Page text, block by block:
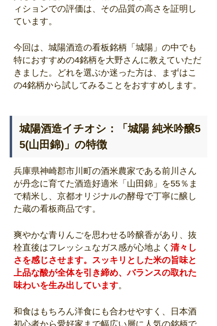
ィションでの評価は、その品質の高さを証明し
ています。
今回は、城陽酒造の看板銘柄「城陽」の中でも
特におすすめの4銘柄を大野さんに教えていただ
きました。どれを選ぶか迷った方は、まずはこ
の4銘柄から試してみることをおすすめします。
城陽酒造イチオシ：「城陽 純米吟醸5
5(山田錦)」の特徴
兵庫県神崎郡市川町の酒米農家である前川さん
が丹念に育てた酒造好適米「山田錦」を55％ま
で精米し、京都オリジナルの酵母で丁寧に醸し
た蔵の看板商品です。
爽やかな青りんごを思わせる吟醸香があり、抜
栓直後はフレッシュなガス感が心地よく 清々し
さを感じさせます。スッキリとした米の旨味と
上品な酸が全体を引き締め、バランスの取れた
味わいを生み出しています。
和食はもちろん洋食にも合わせやすく、日本酒